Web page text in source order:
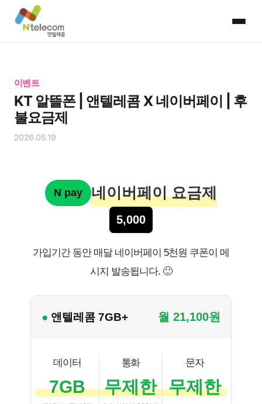
이벤트
KT 알뜰폰 | 앤텔레콤 X 네이버페이 | 후
불요금제
2026.05.19
N pay 네이버페이 요금제
5,000
가입기간 동안 매달 네이버페이 5천원 쿠폰이 메
시지 발송됩니다. 🙂
● 앤텔레콤 7GB+ 월 21,100원
데이터
7GB
통화
무제한
문자
무제한